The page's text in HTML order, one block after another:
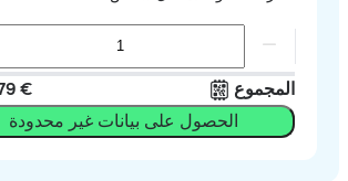
المجموع EUR
الحصول على بيانات غير محدودة